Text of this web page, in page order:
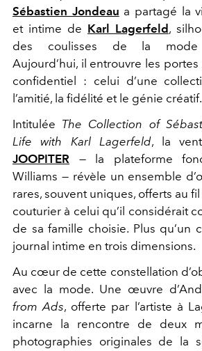
Sébastien Jondeau a partagé la
et intime de Karl Lagerfeld ,
des coulisses de la mode
Aujourd’hui, il entrouvre les
confidentiel : celui d’une
l’amitié, la fidélité et le génie créatif.
Intitulée The Collection of
Life with Karl Lagerfeld, la
JOOPITER — la plateforme
Williams — révèle un ensemble
rares, souvent uniques, offerts au
couturier à celui qu’il considérait
de sa famille choisie. Plus qu’un
journal intime en trois dimensions.
Au cœur de cette constellation
avec la mode. Une œuvre d’
from Ads, offerte par l’artiste à
incarne la rencontre de deux
photographies originales de la